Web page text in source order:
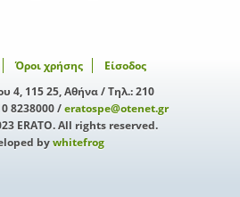
Όροι χρήσης
Είσοδος
4, 115 25, Αθήνα / Τηλ.: 210
8238000 /eratospe@otenet.gr
ERATO. All rights reserved.
bywhitefrog